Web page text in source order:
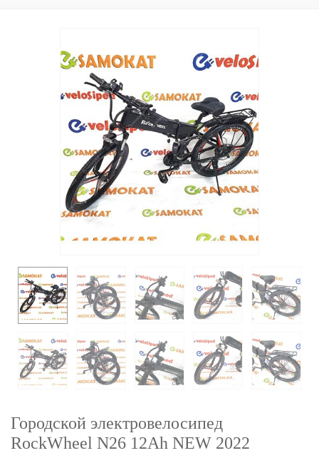
Городской электровелосипед
RockWheel N26 12Ah NEW 2022